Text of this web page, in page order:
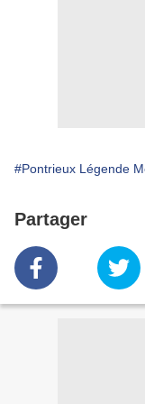
#Pontrieux Légende
Partager